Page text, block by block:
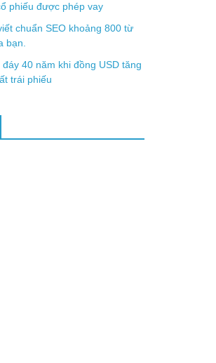
phiếu được phép vay
chuẩn SEO khoảng 800 từ
bạn.
40 năm khi đồng USD tăng
trái phiếu